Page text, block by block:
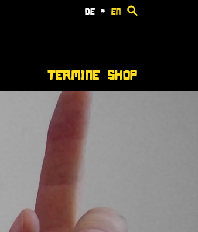
de * en
Termine Shop